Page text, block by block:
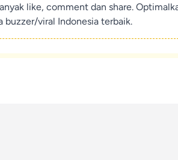
like, comment dan share.
buzzer/viral Indonesia terbaik.